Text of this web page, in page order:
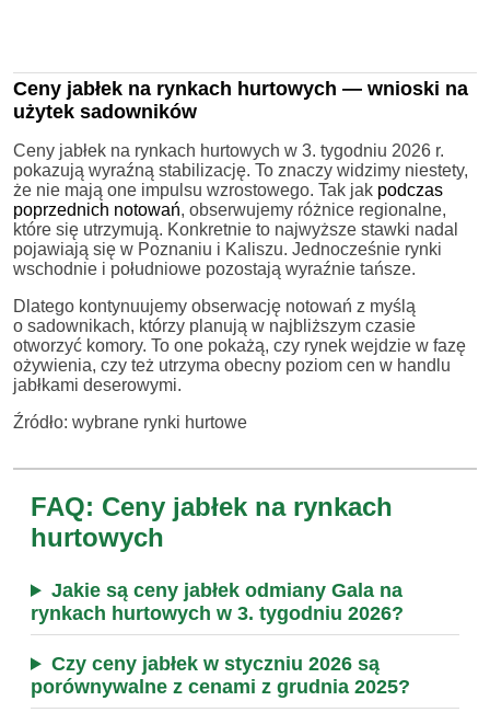
Ceny jabłek na rynkach hurtowych — wnioski na
użytek sadowników
Ceny jabłek na rynkach hurtowych w 3. tygodniu 2026 r.
pokazują wyraźną stabilizację. To znaczy widzimy niestety,
że nie mają one impulsu wzrostowego. Tak jak podczas
poprzednich notowań, obserwujemy różnice regionalne,
które się utrzymują. Konkretnie to najwyższe stawki nadal
pojawiają się w Poznaniu i Kaliszu. Jednocześnie rynki
wschodnie i południowe pozostają wyraźnie tańsze.
Dlatego kontynuujemy obserwację notowań z myślą
o sadownikach, którzy planują w najbliższym czasie
otworzyć komory. To one pokażą, czy rynek wejdzie w fazę
ożywienia, czy też utrzyma obecny poziom cen w handlu
jabłkami deserowymi.
Źródło: wybrane rynki hurtowe
FAQ: Ceny jabłek na rynkach
hurtowych
Jakie są ceny jabłek odmiany Gala na
rynkach hurtowych w 3. tygodniu 2026?
Czy ceny jabłek w styczniu 2026 są
porównywalne z cenami z grudnia 2025?